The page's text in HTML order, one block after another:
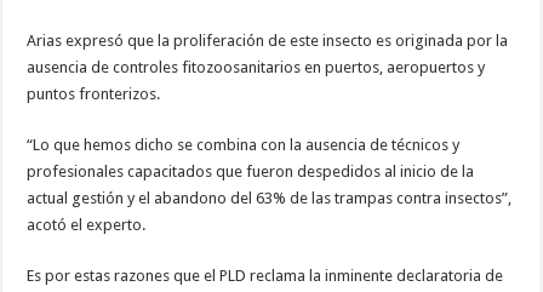
Arias expresó que la proliferación de este insecto es originada por la
ausencia de controles fitozoosanitarios en puertos, aeropuertos y
puntos fronterizos.
“Lo que hemos dicho se combina con la ausencia de técnicos y
profesionales capacitados que fueron despedidos al inicio de la
actual gestión y el abandono del 63% de las trampas contra insectos”,
acotó el experto.
Es por estas razones que el PLD reclama la inminente declaratoria de